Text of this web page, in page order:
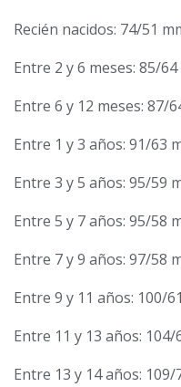
Recién nacidos: 74/51
Entre 2 y 6 meses: 85/
Entre 6 y 12 meses: 87/
Entre 1 y 3 años: 91/63
Entre 3 y 5 años: 95/59
Entre 5 y 7 años: 95/58
Entre 7 y 9 años: 97/58
Entre 9 y 11 años: 100/
Entre 11 y 13 años:
Entre 13 y 14 años: